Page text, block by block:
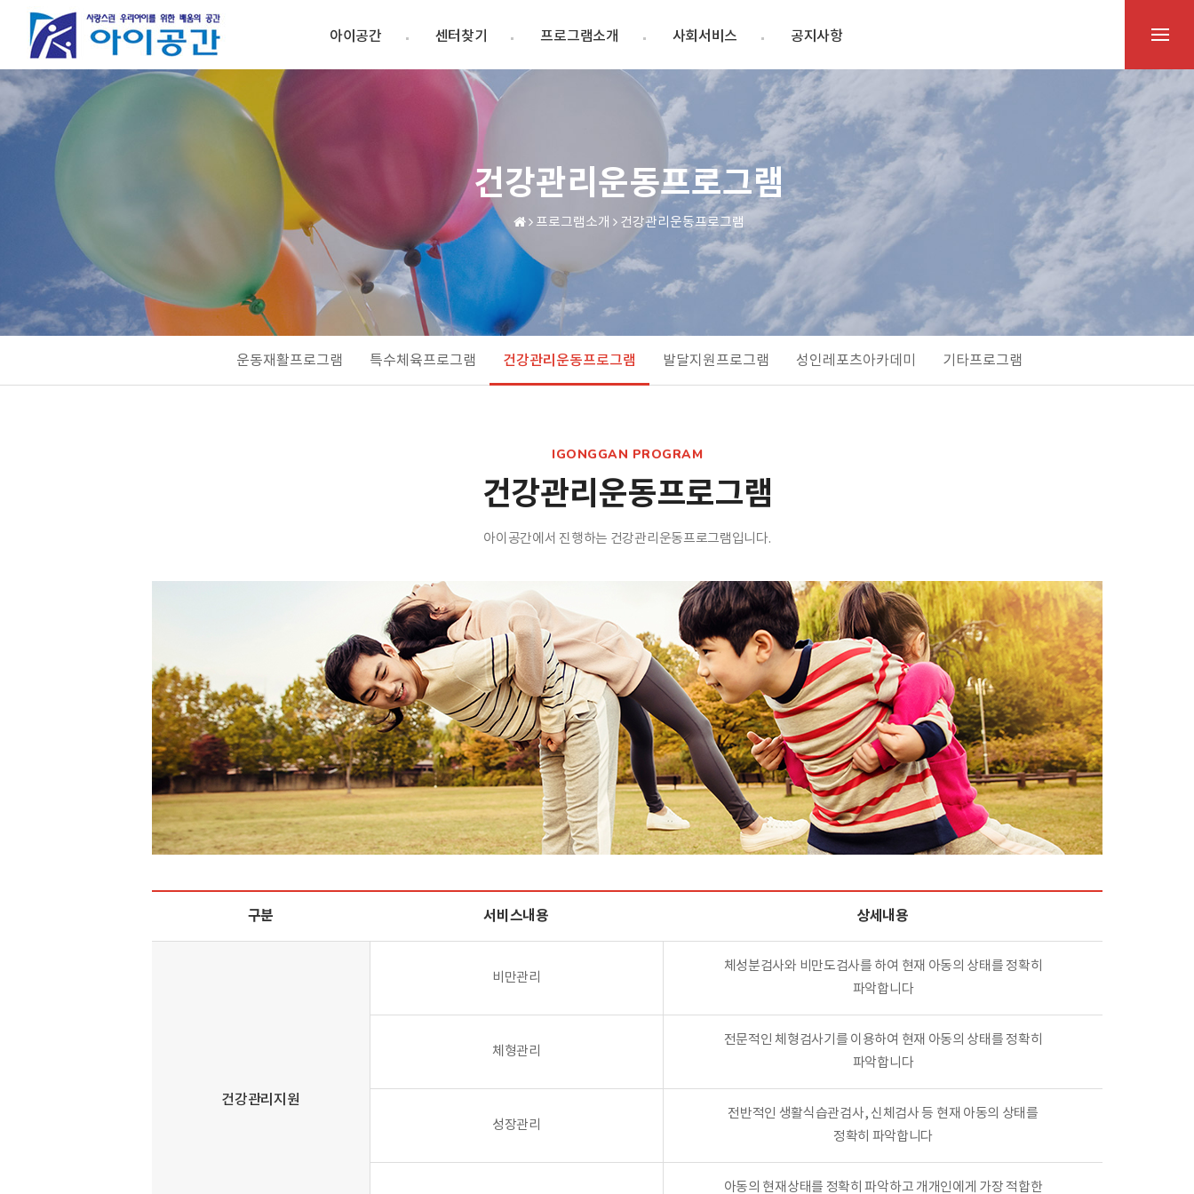
아이공간 센터찾기 프로그램소개 사회서비스 공지사항
건강관리운동프로그램
프로그램소개 건강관리운동프로그램
운동재활프로그램 특수체육프로그램 건강관리운동프로그램 발달지원프로그램 성인레포츠아카데미 기타프로그램
IGONGGAN PROGRAM
건강관리운동프로그램
아이공간에서 진행하는 건강관리운동프로그램입니다.
구분 서비스내용 상세내용
건강관리지원
비만관리
체성분검사와 비만도검사를 하여 현재 아동의 상태를 정확히
파악합니다
체형관리
전문적인 체형검사기를 이용하여 현재 아동의 상태를 정확히
파악합니다
성장관리
전반적인 생활식습관검사, 신체검사 등 현재 아동의 상태를
정확히 파악합니다
아동의 현재상태를 정확히 파악하고 개개인에게 가장 적합한